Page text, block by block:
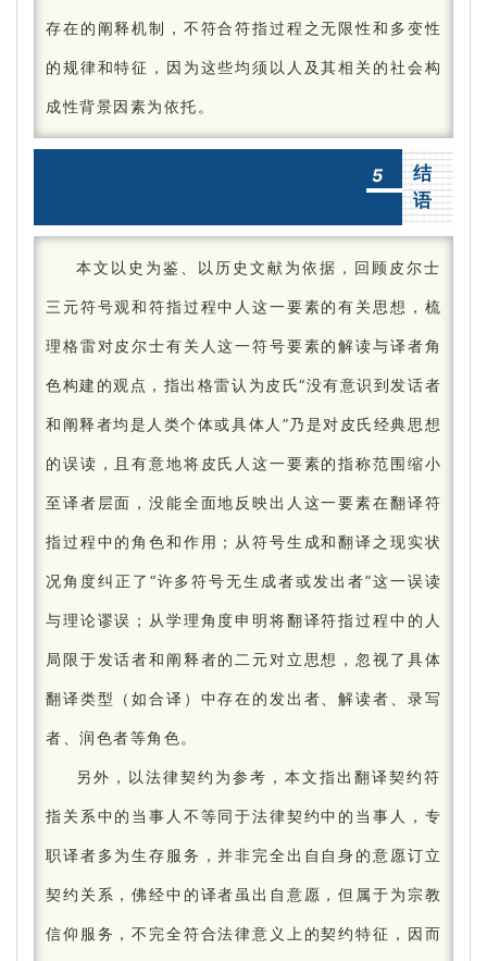
存在的阐释机制，不符合符指过程之无限性和多变性
的规律和特征，因为这些均须以人及其相关的社会构
成性背景因素为依托。
5
结
语
本文以史为鉴、以历史文献为依据，回顾皮尔士
三元符号观和符指过程中人这一要素的有关思想，梳
理格雷对皮尔士有关人这一符号要素的解读与译者角
色构建的观点，指出格雷认为皮氏“没有意识到发话者
和阐释者均是人类个体或具体人”乃是对皮氏经典思想
的误读，且有意地将皮氏人这一要素的指称范围缩小
至译者层面，没能全面地反映出人这一要素在翻译符
指过程中的角色和作用； 从符号生成和翻译之现实状
况角度纠正了“许多符号无生成者或发出者”这一误读
与理论谬误； 从学理角度申明将翻译符指过程中的人
局限于发话者和阐释者的二元对立思想，忽视了具体
翻译类型（如合译）中存在的发出者、解读者、录写
者、润色者等角色。
另外，以法律契约为参考，本文指出翻译契约符
指关系中的当事人不等同于法律契约中的当事人，专
职译者多为生存服务，并非完全出自自身的意愿订立
契约关系，佛经中的译者虽出自意愿，但属于为宗教
信仰服务，不完全符合法律意义上的契约特征，因而